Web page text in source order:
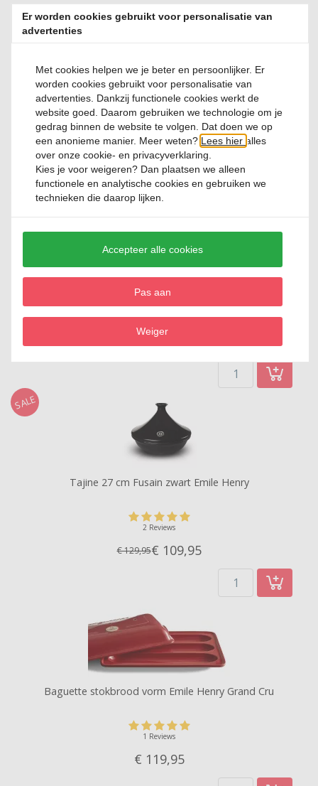
Nog geen reviews beschikbaar. Deel jouw ervaring en help anderen
bij hun keuze!
Review toevoegen
Relevante producten
SALE
0 Reviews
€ 94,
SALE
Tajine 27 cm Fusain zwart Emile Henry
2 Reviews
€ 129,95€ 109,95
Baguette stokbrood vorm Emile Henry Grand Cru
1 Reviews
€ 119,95
Er worden cookies gebruikt voor personalisatie van
advertenties
Met cookies helpen we je beter en persoonlijker. Er
worden cookies gebruikt voor personalisatie van
advertenties. Dankzij functionele cookies werkt de
website goed. Daarom gebruiken we technologie om je
gedrag binnen de website te volgen. Dat doen we op
een anonieme manier. Meer weten? Lees hier alles
over onze cookie- en privacyverklaring.
Kies je voorweigeren? Dan plaatsen we alleen
functionele en analytische cookies en gebruiken we
technieken die daarop lijken.
Accepteer alle cookies
Pas aan
Weiger